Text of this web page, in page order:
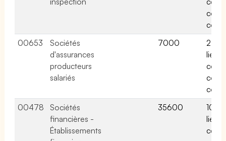
00653
Sociétés
d'assurances
producteurs
salariés
7000
2
liées
cette
00478
Sociétés
financières -
Établissements
35600
10
liées
cette